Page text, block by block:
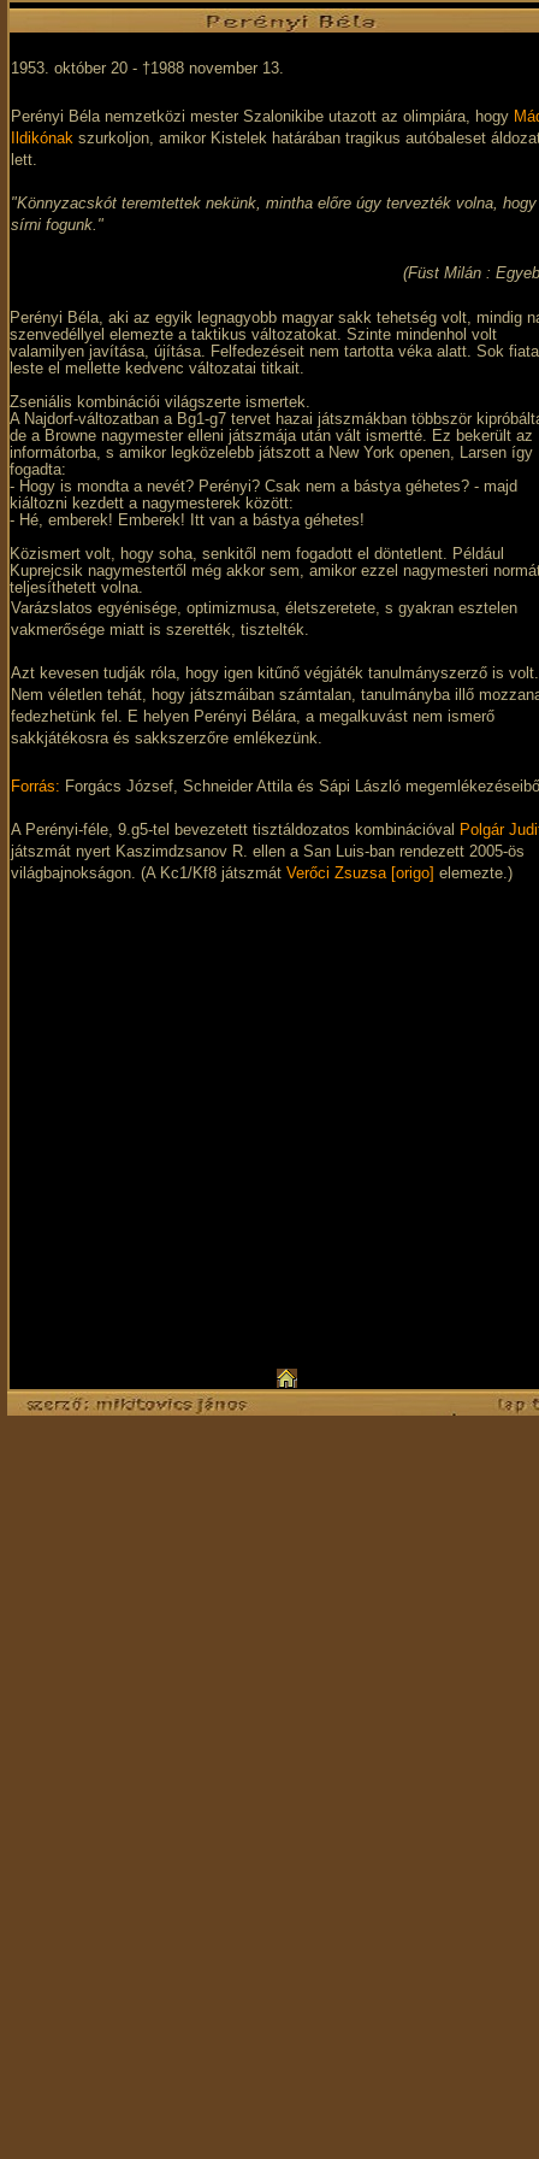
1953. október 20 - †1988 november 13.
Perényi Béla nemzetközi mester Szalonikibe utazott az olimpiára, hogy
Ildikónak szurkoljon, amikor Kistelek határában tragikus autóbaleset
lett.
"Könnyzacskót teremtettek nekünk, mintha előre úgy tervezték volna, hogy
sírni fogunk."
(Füst Milán :
Perényi Béla, aki az egyik legnagyobb magyar sakk tehetség volt, mindig
szenvedéllyel elemezte a taktikus változatokat. Szinte mindenhol volt
valamilyen javítása, újítása. Felfedezéseit nem tartotta véka alatt. Sok
leste el mellette kedvenc változatai titkait.
Zseniális kombinációi világszerte ismertek.
A Najdorf-változatban a Bg1-g7 tervet hazai játszmákban többször
de a Browne nagymester elleni játszmája után vált ismertté. Ez bekerült az
informátorba, s amikor legközelebb játszott a New York openen, Larsen így
fogadta:
- Hogy is mondta a nevét? Perényi? Csak nem a bástya géhetes? - majd
kiáltozni kezdett a nagymesterek között:
- Hé, emberek! Emberek! Itt van a bástya géhetes!
Közismert volt, hogy soha, senkitől nem fogadott el döntetlent. Például
Kuprejcsik nagymestertől még akkor sem, amikor ezzel nagymesteri
teljesíthetett volna.
Varázslatos egyénisége, optimizmusa, életszeretete, s gyakran esztelen
vakmerősége miatt is szerették, tisztelték.
Azt kevesen tudják róla, hogy igen kitűnő végjáték tanulmányszerző is volt.
Nem véletlen tehát, hogy játszmáiban számtalan, tanulmányba illő
fedezhetünk fel. E helyen Perényi Bélára, a megalkuvást nem ismerő
sakkjátékosra és sakkszerzőre emlékezünk.
Forrás: Forgács József, Schneider Attila és Sápi László
A Perényi-féle, 9.g5-tel bevezetett tisztáldozatos kombinációval Polgár
játszmát nyert Kaszimdzsanov R. ellen a San Luis-ban rendezett 2005-ös
világbajnokságon. (A Kc1/Kf8 játszmát Verőci Zsuzsa [origo] elemezte.)